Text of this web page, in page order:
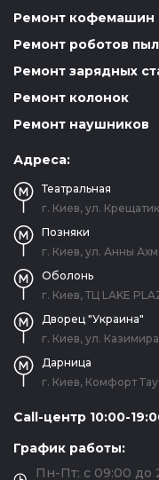
Ремонт кофемашин
Ремонт роботов
Ремонт зарядных
Ремонт колонок
Ремонт наушников
Адреса:
Театральная
г. Киев, ул.
Позняки
г. Киев, ул. Анны
Оболонь
г. Киев, ТЦ LAKE
Дворец "Украина"
г. Киев, ул.
Дарница
г. Киев, Комфорт
Call-центр 10:00-
График работы:
Пн-Пт: с 09:00 до